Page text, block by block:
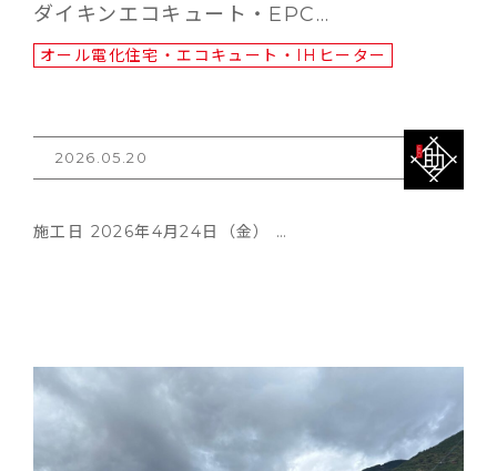
ダイキンエコキュート・EPC…
オール電化住宅・エコキュート・IHヒーター
2026.05.20
施工日 2026年4月24日（金） …